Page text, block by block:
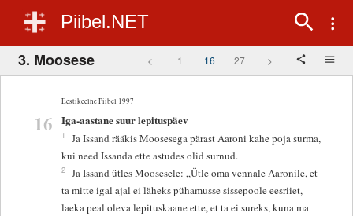
Piibel.NET
3. Moosese < 1 16 27 >
Eestikeelne Piibel 1997
16 Iga-aastane suur lepituspäev
1
Ja Issand rääkis Moosesega pärast Aaroni kahe poja surma,
kui need Issanda ette astudes olid surnud.
2 Ja Issand ütles Moosesele: „Ütle oma vennale Aaronile, et
ta mitte igal ajal ei läheks pühamusse sissepoole eesriiet,
laeka peal oleva lepituskaane ette, et ta ei sureks, kuna ma